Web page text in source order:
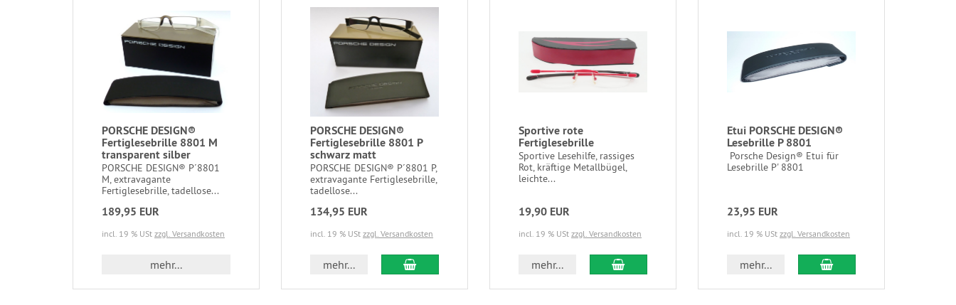
PORSCHE DESIGN®
Fertiglesebrille 8801 M
transparent silber
PORSCHE DESIGN® P´8801
M, extravagante
Fertiglesebrille, tadellose...
189,95 EUR
incl. 19 % USt zzgl. Versandkosten
mehr...
PORSCHE DESIGN®
Fertiglesebrille 8801 P
schwarz matt
PORSCHE DESIGN® P´8801 P,
extravagante Fertiglesebrille,
tadellose...
134,95 EUR
incl. 19 % USt zzgl. Versandkosten
mehr... In den Warenkorb
Sportive rote
Fertiglesebrille
Sportive Lesehilfe, rassiges
Rot, kräftige Metallbügel,
leichte...
19,90 EUR
incl. 19 % USt zzgl. Versandkosten
mehr... In den Warenkorb
Etui PORSCHE DESIGN®
Lesebrille P 8801
Porsche Design® Etui für
Lesebrille P' 8801
23,95 EUR
incl. 19 % USt zzgl. Versandkosten
mehr... In den Warenkorb